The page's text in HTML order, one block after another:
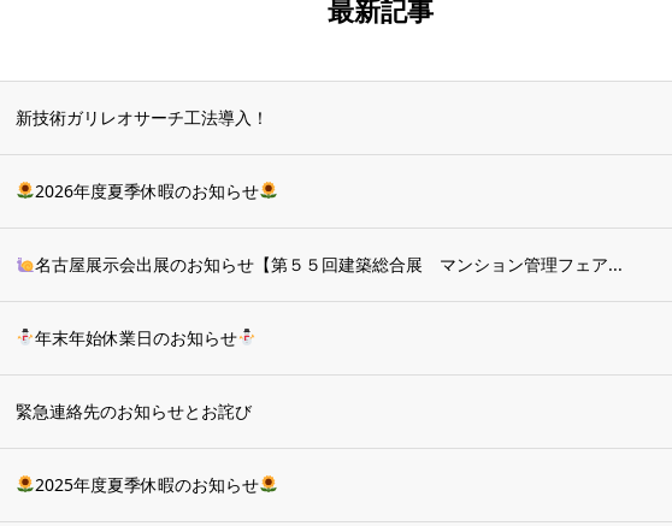
最新記事
新技術ガリレオサーチ工法導入！
2026年度夏季休暇のお知らせ
名古屋展示会出展のお知らせ【第５５回建築総合展 マンション管理フェア...
年末年始休業日のお知らせ
緊急連絡先のお知らせとお詫び
2025年度夏季休暇のお知らせ